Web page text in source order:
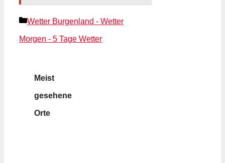
Kategorien
Wetter Burgenland - Wetter
Morgen - 5 Tage Wetter
Meist
gesehene
Orte